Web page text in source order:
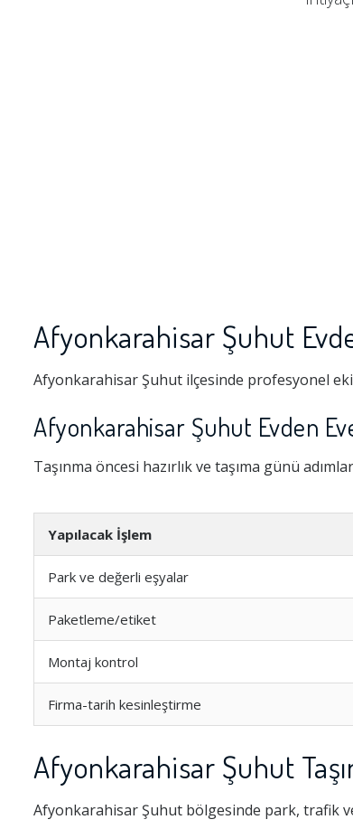
Afyonkarahisar Şuhut
Afyonkarahisar Şuhut ilçesinde profesyonel
Afyonkarahisar Şuhut Evden
Taşınma öncesi hazırlık ve taşıma günü
Yapılacak İşlem
Park ve değerli eşyalar
Paketleme/etiket
Montaj kontrol
Firma-tarih kesinleştirme
Afyonkarahisar Şuhut
Afyonkarahisar Şuhut bölgesinde park, trafik